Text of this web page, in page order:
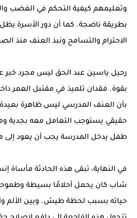
وتعليمهم كيفية التحكم في الغضب
بطريقة ناضجة. كما أن دور الأسرة
الاحترام والتسامح ونبذ العنف منذ
رحيل ياسين عبد الحق ليس مجرد خبر
بقوة. فقدان تلميذ في مقتبل العمر
بأن العنف المدرسي ليس ظاهرة بعيدة
حقيقي يستوجب التعامل معه بجدية
طفل يدخل المدرسة يجب أن يعود إلى
في النهاية، تبقى هذه الحادثة مأساة
شاب كان يحمل أحلامًا بسيطة
حياته بسبب لحظة طيش. وبين الألم